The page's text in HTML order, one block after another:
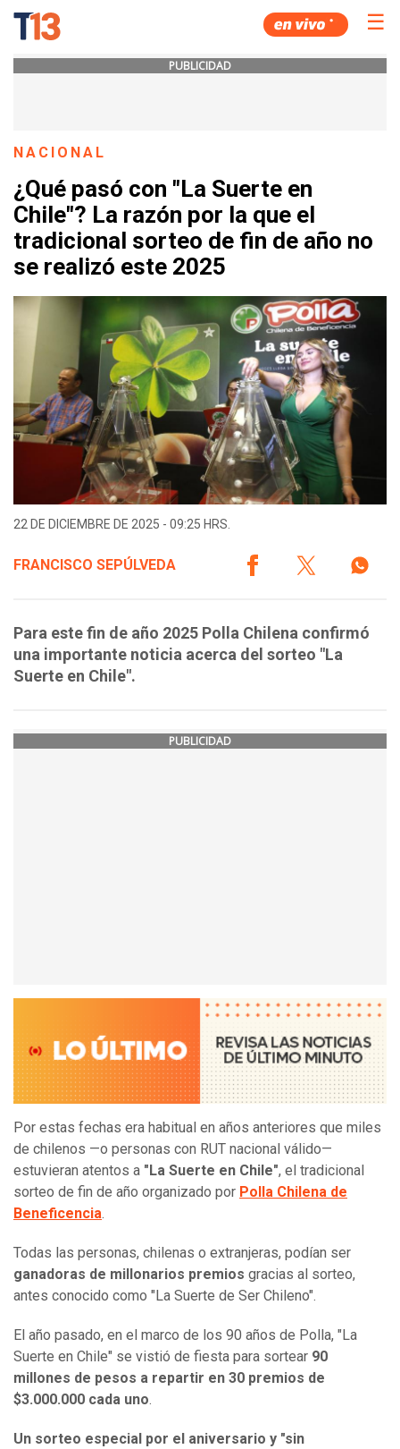
☰
PUBLICIDAD
NACIONAL
¿Qué pasó con "La Suerte en
Chile"? La razón por la que el
tradicional sorteo de fin de año no
se realizó este 2025
22 DE DICIEMBRE DE 2025 - 09:25 HRS.
FRANCISCO SEPÚLVEDA
Para este fin de año 2025 Polla Chilena confirmó
una importante noticia acerca del sorteo "La
Suerte en Chile".
PUBLICIDAD
Por estas fechas era habitual en años anteriores que miles
de chilenos —o personas con RUT nacional válido—
estuvieran atentos a "La Suerte en Chile", el tradicional
sorteo de fin de año organizado por Polla Chilena de
Beneficencia.
Todas las personas, chilenas o extranjeras, podían ser
ganadoras de millonarios premios gracias al sorteo,
antes conocido como "La Suerte de Ser Chileno".
El año pasado, en el marco de los 90 años de Polla, "La
Suerte en Chile" se vistió de fiesta para sortear 90
millones de pesos a repartir en 30 premios de
$3.000.000 cada uno.
Un sorteo especial por el aniversario y "sin